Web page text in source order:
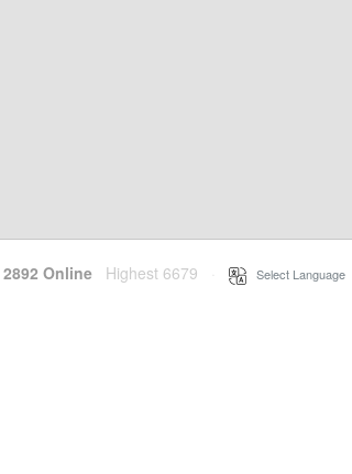
2892 Online Highest 6679 Select Language